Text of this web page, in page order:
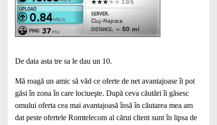
De data asta tre sa le dau un 10.
Mă roagă un amic să văd ce oferte de net avantajoase îi pot
găsi în zona în care lociueşte. După ceva căutări îi găsesc
omului oferta cea mai avantajoasă însă în căutarea mea am
dat peste ofertele Romtelecom al cărui client sunt în lipsa de